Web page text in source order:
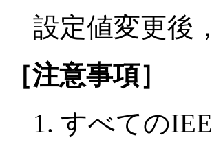
設定値変更後
［注意事項］
すべての